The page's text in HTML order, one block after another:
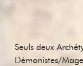
Seuls deux
Démonistes/